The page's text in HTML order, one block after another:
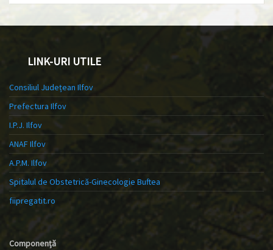
LINK-URI UTILE
Consiliul Județean Ilfov
Prefectura Ilfov
I.P.J. Ilfov
ANAF Ilfov
A.P.M. Ilfov
Spitalul de Obstetrică-Ginecologie Buftea
fiipregatit.ro
Componență